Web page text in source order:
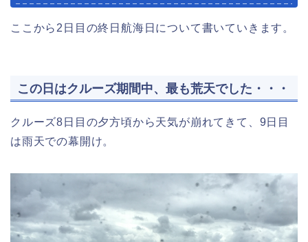
ここから2日目の終日航海日について書いていきます。
この日はクルーズ期間中、最も荒天でした・・・
クルーズ8日目の夕方頃から天気が崩れてきて、9日目
は雨天での幕開け。